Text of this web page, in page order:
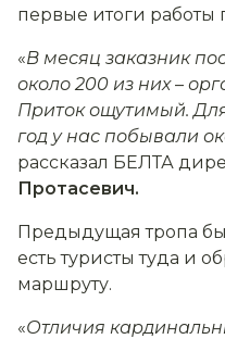
первые итоги работы
«В месяц заказник
около 200 из них–
Приток ощутимый.
год у нас побывали
рассказал БЕЛТА
Протасевич.
Предыдущая тропа
есть туристы туда и
маршруту.
«Отличия